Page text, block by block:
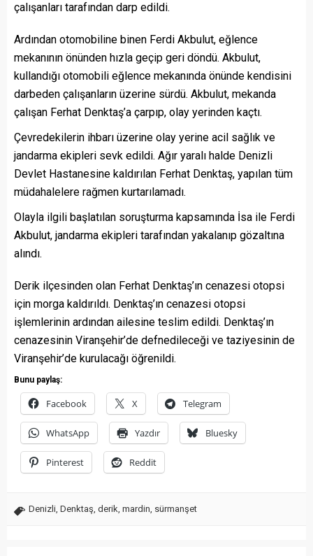
çalışanları tarafından darp edildi.
Ardından otomobiline binen Ferdi Akbulut, eğlence
mekanının önünden hızla geçip geri döndü. Akbulut,
kullandığı otomobili eğlence mekanında önünde kendisini
darbeden çalışanların üzerine sürdü. Akbulut, mekanda
çalışan Ferhat Denktaş’a çarpıp, olay yerinden kaçtı.
Çevredekilerin ihbarı üzerine olay yerine acil sağlık ve
jandarma ekipleri sevk edildi. Ağır yaralı halde Denizli
Devlet Hastanesine kaldırılan Ferhat Denktaş, yapılan tüm
müdahalelere rağmen kurtarılamadı.
Olayla ilgili başlatılan soruşturma kapsamında İsa ile Ferdi
Akbulut, jandarma ekipleri tarafından yakalanıp gözaltına
alındı.
Derik ilçesinden olan Ferhat Denktaş’ın cenazesi otopsi
için morga kaldırıldı. Denktaş’ın cenazesi otopsi
işlemlerinin ardından ailesine teslim edildi. Denktaş’ın
cenazesinin Viranşehir’de defnedileceği ve taziyesinin de
Viranşehir’de kurulacağı öğrenildi.
Bunu paylaş:
Facebook X Telegram
WhatsApp Yazdır Bluesky
Pinterest Reddit
Denizli, Denktaş, derik, mardin, sürmanşet